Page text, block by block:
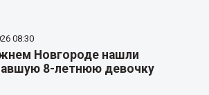
08:30
Новгороде нашли
8-летнюю девочку